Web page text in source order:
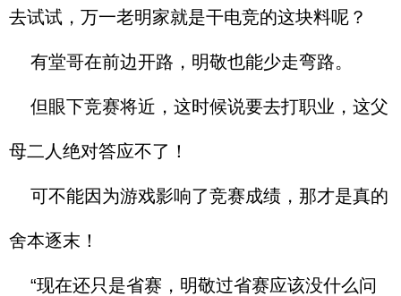
去试试，万一老明家就是干电竞的这块料呢？
有堂哥在前边开路，明敬也能少走弯路。
但眼下竞赛将近，这时候说要去打职业，这父
母二人绝对答应不了！
可不能因为游戏影响了竞赛成绩，那才是真的
舍本逐末！
“现在还只是省赛，明敬过省赛应该没什么问